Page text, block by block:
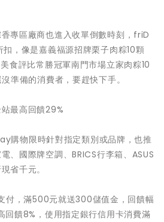
專區廠商也進入收單倒數時刻，friD
，像是嘉義福源招牌栗子肉粽10顆
食評比常勝冠軍南門市場立家肉粽10
準備的消費者，要趕快下手。
最高回饋29%
購物限時針對指定類別或品牌，也推
、國際牌空調、BRICS行李箱、ASUS
省千元。
付，滿500元就送300儲值金，回饋幅
回饋8%，使用指定銀行信用卡消費滿